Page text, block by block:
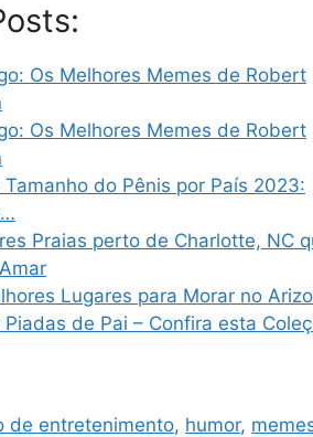
Os Melhores Memes de Robert
Os Melhores Memes de Robert
Tamanho do Pênis por País 2023:
Praias perto de Charlotte, NC
Lugares para Morar no
Piadas de Pai – Confira esta
de entretenimento, humor,